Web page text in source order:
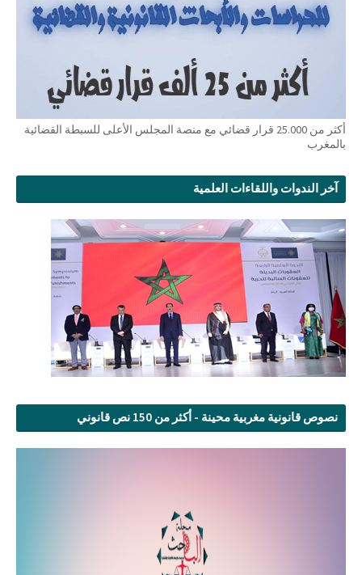
أكثر من 25.000 قرار قضائي مع منصة المجلس الأعلى للسبطة القضائية
بالمغرب
آخر الندوات واللقاءات العلمية
نصوص قانونية مغربية محينة - أكثر من 150 نص قانوني